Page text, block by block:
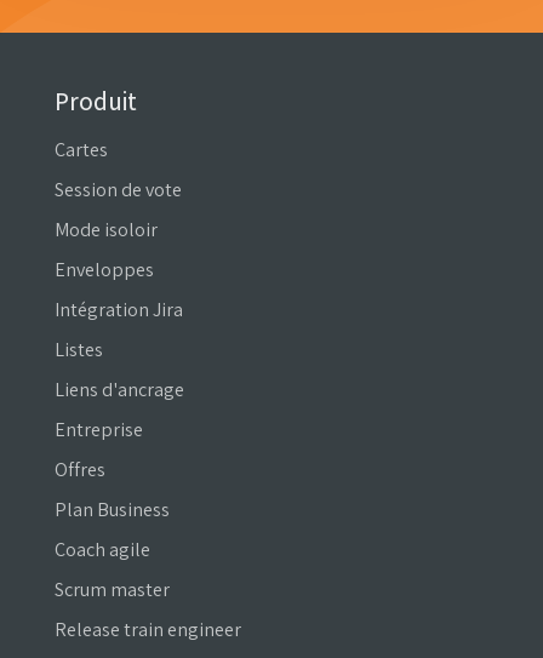
Produit
Cartes
Session de vote
Mode isoloir
Enveloppes
Intégration Jira
Listes
Liens d'ancrage
Entreprise
Offres
Plan Business
Coach agile
Scrum master
Release train engineer